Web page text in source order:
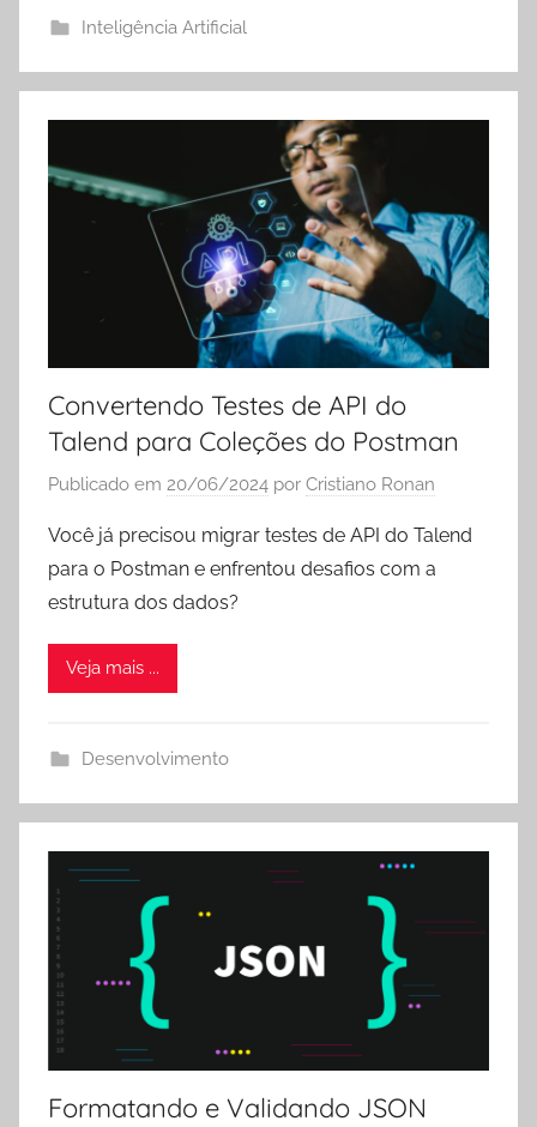
Inteligência Artificial
Convertendo Testes de API do
Talend para Coleções do Postman
Publicado em 20/06/2024 por Cristiano Ronan
Você já precisou migrar testes de API do Talend
para o Postman e enfrentou desafios com a
estrutura dos dados?
Veja mais ...
Desenvolvimento
Formatando e Validando JSON